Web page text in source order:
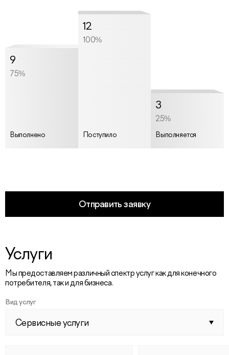
Отправить заявку
9
75%
Выполнено
12
100%
Поступило
3
25%
Выполняется
Услуги
Мы предоставляем различный спектр услуг как для конечного
потребителя, так и для бизнеса.
Вид услуг
Сервисные услуги